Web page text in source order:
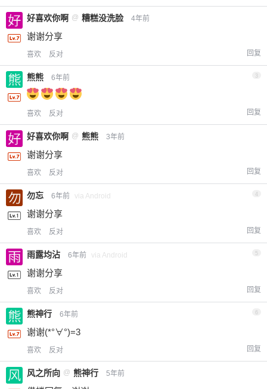
好喜欢你啊 @ 糟糕没洗脸 4年前
谢谢分享
喜欢 反对 回复
熊熊 6年前 3
喜欢 反对 回复
好喜欢你啊 @ 熊熊 3年前
谢谢分享
喜欢 反对 回复
勿忘 6年前 via Android 4
谢谢分享
喜欢 反对 回复
雨露均沾 6年前 via Android 5
谢谢分享
喜欢 反对 回复
熊神行 6年前
谢谢(*°∀°)=3
喜欢 反对 回复
风之所向 @ 熊神行 5年前